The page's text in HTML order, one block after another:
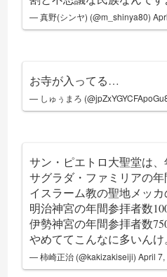
— 真野(シンヤ) (@m_shinya80)
お寺が入ってる…
— しゅぅまろ
サン・ピエトロ大聖堂は
サグラダ・ファミリアの年
イスラーム教の聖地メッ
明治神宮の年間参拝者数
伊勢神宮の年間参拝者数
やめててこんなに多いんけ
— 柿崎正治 (@kakizakiseiji)April 7,